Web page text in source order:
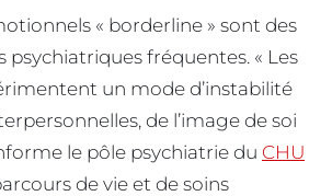
« borderline » sont des
fréquentes. « Les
un mode d’instabilité
de l’image de soi
le pôle psychiatrie du CHU
de vie et de soins